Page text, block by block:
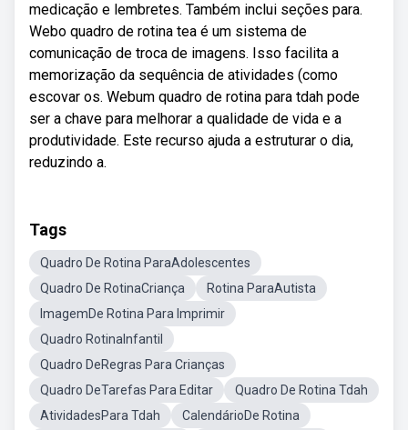
medicação e lembretes. Também inclui seções para.
Webo quadro de rotina tea é um sistema de
comunicação de troca de imagens. Isso facilita a
memorização da sequência de atividades (como
escovar os. Webum quadro de rotina para tdah pode
ser a chave para melhorar a qualidade de vida e a
produtividade. Este recurso ajuda a estruturar o dia,
reduzindo a.
Tags
Quadro De Rotina ParaAdolescentes
Quadro De RotinaCriança
Rotina ParaAutista
ImagemDe Rotina Para Imprimir
Quadro RotinaInfantil
Quadro DeRegras Para Crianças
Quadro DeTarefas Para Editar
Quadro De Rotina Tdah
AtividadesPara Tdah
CalendárioDe Rotina